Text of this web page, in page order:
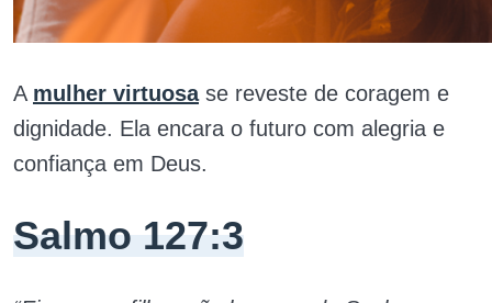
A mulher virtuosase reveste de coragem e
dignidade. Ela encara o futuro com alegria e
confiança em Deus.
Salmo 127:3